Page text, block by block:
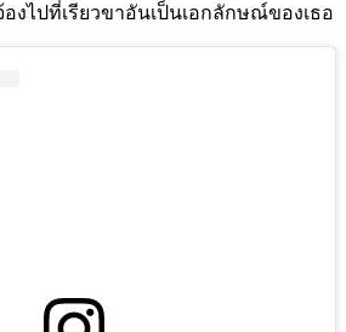
งไปที่เรียวขาอันเป็นเอกลักษณ์ของเธอ